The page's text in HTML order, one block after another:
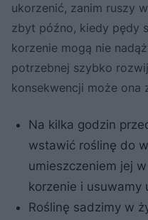
ukorzenić, zanim ruszy
zbyt późno, kiedy pędy
korzenie mogą nie
potrzebnej szybko
konsekwencji może ona
Na kilka godzin
wstawić roślinę do
umieszczeniem jej
korzenie i usuwamy
Roślinę sadzimy w